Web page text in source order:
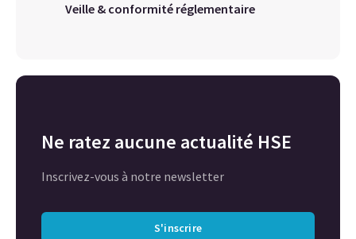
Veille & conformité réglementaire
Ne ratez aucune actualité HSE
Inscrivez-vous à notre newsletter
S'inscrire